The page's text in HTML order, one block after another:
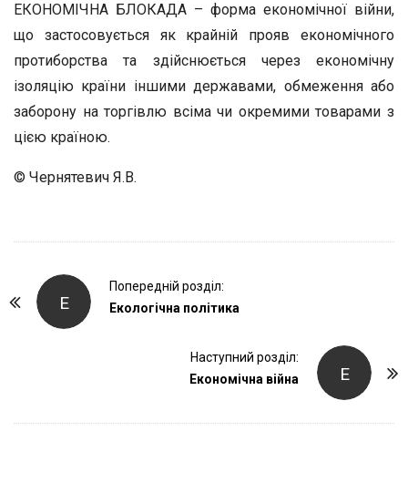
ЕКОНОМІЧНА БЛОКАДА – форма економічної війни,
що застосовується як крайній прояв економічного
протиборства та здійснюється через економічну
ізоляцію країни іншими державами, обмеження або
заборону на торгівлю всіма чи окремими товарами з
цією країною.
© Чернятевич Я.В.
Е
Попередній розділ:
Екологічна політика
Е
Наступний розділ:
Економічна війна